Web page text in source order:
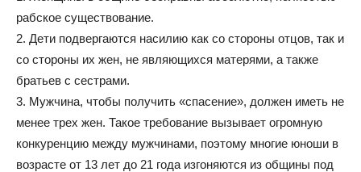
рабское существование.
2. Дети подвергаются насилию как со стороны отцов, так и
со стороны их жен, не являющихся матерями, а также
братьев с сестрами.
3. Мужчина, чтобы получить «спасение», должен иметь не
менее трех жен. Такое требование вызывает огромную
конкуренцию между мужчинами, поэтому многие юноши в
возрасте от 13 лет до 21 года изгоняются из общины под